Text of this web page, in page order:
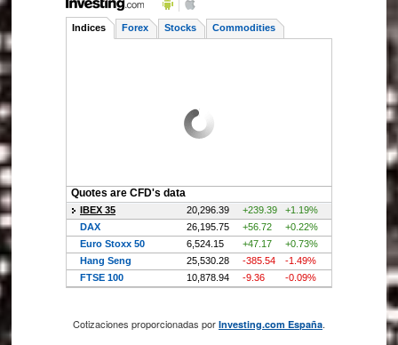
Cotizaciones proporcionadas por Investing.com España.